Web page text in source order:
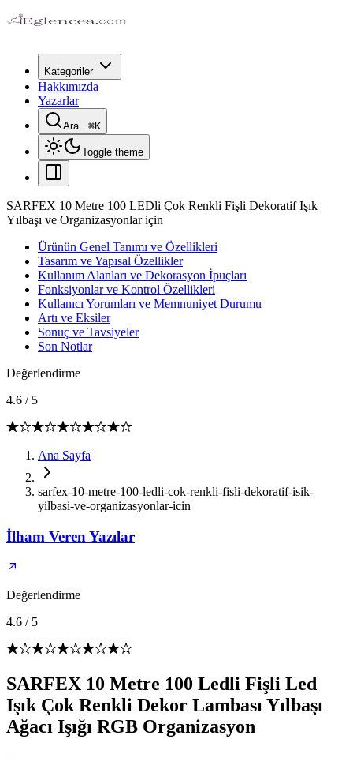
Kategoriler
Hakkımızda
Yazarlar
Ara...⌘K
Toggle theme
SARFEX 10 Metre 100 LEDli Çok Renkli Fişli Dekoratif Işık
Yılbaşı ve Organizasyonlar için
Ürünün Genel Tanımı ve Özellikleri
Tasarım ve Yapısal Özellikler
Kullanım Alanları ve Dekorasyon İpuçları
Fonksiyonlar ve Kontrol Özellikleri
Kullanıcı Yorumları ve Memnuniyet Durumu
Artı ve Eksiler
Sonuç ve Tavsiyeler
Son Notlar
Değerlendirme
4.6 / 5
Ana Sayfa
sarfex-10-metre-100-ledli-cok-renkli-fisli-dekoratif-isik-
yilbasi-ve-organizasyonlar-icin
İlham Veren Yazılar
Değerlendirme
4.6 / 5
SARFEX 10 Metre 100 Ledli Fişli Led
Işık Çok Renkli Dekor Lambası Yılbaşı
Ağacı Işığı RGB Organizasyon